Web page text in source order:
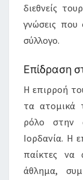
διεθνείς
γνώσεις που
σύλλογο.
Επίδραση
Η επιρροή
τα ατομικά
ρόλο στην
Ιορδανία. Η
παίκτες να
άθλημα,